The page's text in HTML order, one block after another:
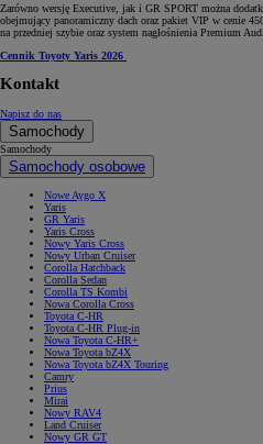
Zarówno wersję Executive, jak i GR SPORT można
obejmujący panoramiczny dach oraz pakiet VIP w cenie
na przedniej szybie oraz system nagłośnienia Premium
Cennik Toyoty Yaris 2026
Kontakt
Napisz do nas
Samochody
Samochody
Samochody osobowe
Nowe Aygo X
Yaris
GR Yaris
Yaris Cross
Nowy Yaris Cross
Nowy Urban Cruiser
Corolla Hatchback
Corolla Sedan
Corolla TS Kombi
Nowa Corolla Cross
Toyota C-HR
Toyota C-HR Plug-in
Nowa Toyota C-HR+
Nowa Toyota bZ4X
Nowa Toyota bZ4X Touring
Camry
Prius
Mirai
Nowy RAV4
Land Cruiser
Nowy GR GT